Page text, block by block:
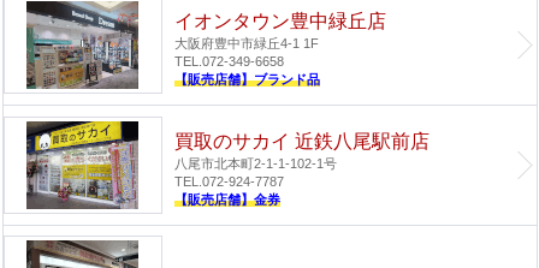
イオンタウン豊中緑丘店
大阪府豊中市緑丘4-1 1F
TEL.072-349-6658
【販売店舗】ブランド品
買取のサカイ 近鉄八尾駅前店
八尾市北本町2-1-1-102-1号
TEL.072-924-7787
【販売店舗】金券